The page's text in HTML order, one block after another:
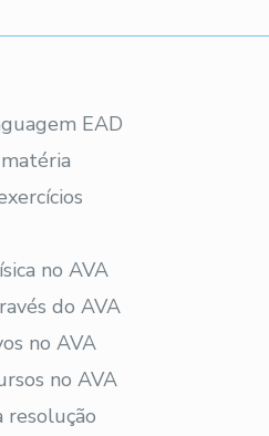
EAD
no AVA
do AVA
no AVA
no AVA
resolução